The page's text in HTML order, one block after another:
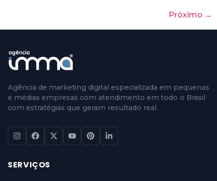
Próximo →
Agência de marketing digital especializada em pequenas
e médias empresas com atendimento em todo o Brasil
com estratégias que geram resultado real.
SERVIÇOS